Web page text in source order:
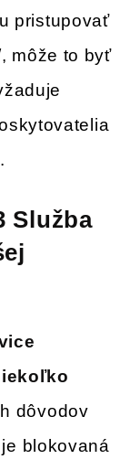
pristupovať
môže to byť
Služba
dôvodov
blokovaná